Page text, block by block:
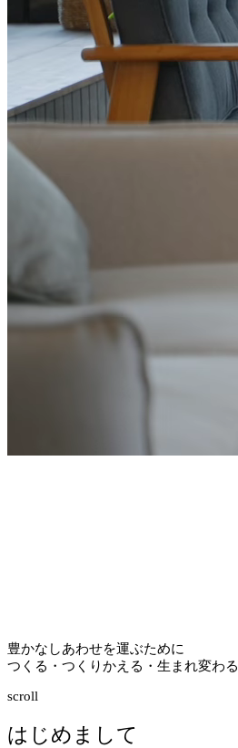
豊かなしあわせを運ぶために
つくる・つくりかえる・生まれ変わる
scroll
はじめまして